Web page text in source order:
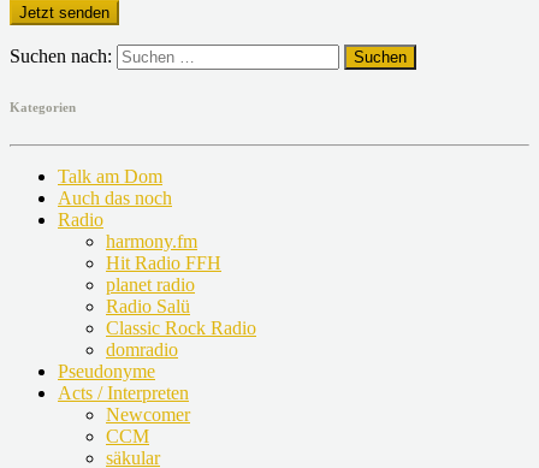
Suchen nach:
Kategorien
Talk am Dom
Auch das noch
Radio
harmony.fm
Hit Radio FFH
planet radio
Radio Salü
Classic Rock Radio
domradio
Pseudonyme
Acts / Interpreten
Newcomer
CCM
säkular